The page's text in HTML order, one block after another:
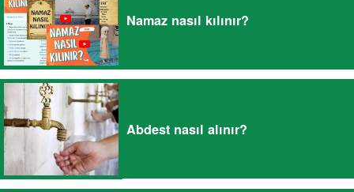
Namaz nasıl kılınır?
Abdest nasıl alınır?